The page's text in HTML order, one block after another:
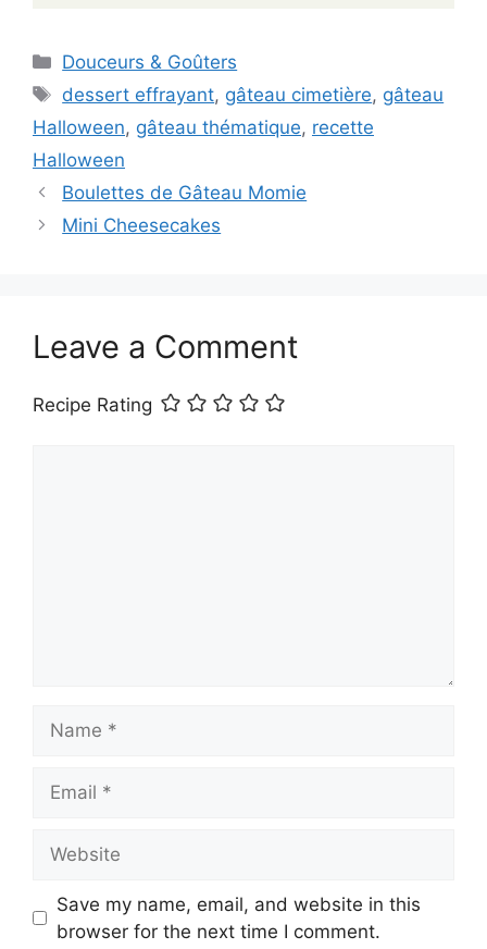
Categories
Douceurs & Goûters
Tags
dessert effrayant, gâteau cimetière, gâteau
Halloween, gâteau thématique, recette
Halloween
Boulettes de Gâteau Momie
Mini Cheesecakes
Leave a Comment
Recipe Rating
Save my name, email, and website in this
browser for the next time I comment.